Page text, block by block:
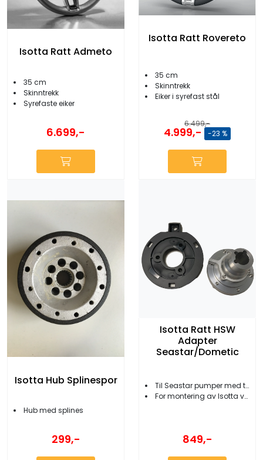
Isotta Ratt Admeto
35 cm
Skinntrekk
Syrefaste eiker
6.699,-
Isotta Ratt Rovereto
35 cm
Skinntrekk
Eiker i syrefast stål
6.499,-
4.999,- -23 %
Isotta Hub Splinespor
Hub med splines
299,-
Isotta Ratt HSW
Adapter
Seastar/Dometic
Til Seastar pumper med tilt
For montering av Isotta varmeratt
849,-